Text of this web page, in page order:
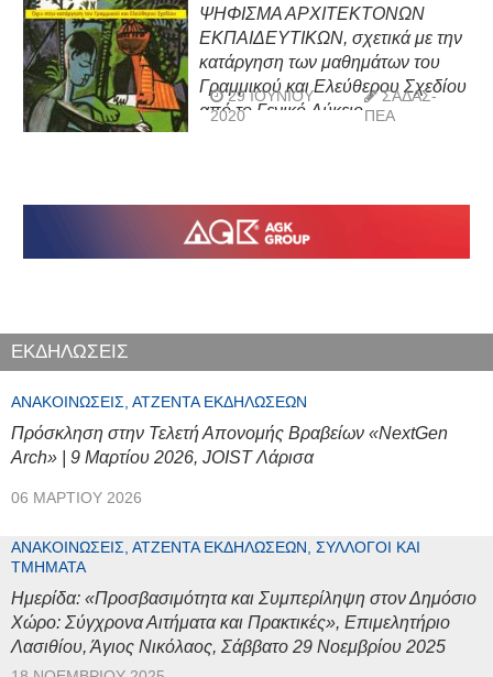
ΨΗΦΙΣΜΑ ΑΡΧΙΤΕΚΤΟΝΩΝ
ΕΚΠΑΙΔΕΥΤΙΚΩΝ, σχετικά με την
κατάργηση των μαθημάτων του
Γραμμικού και Ελεύθερου Σχεδίου
από το Γενικό Λύκειο
29 ΙΟΥΝΊΟΥ
2020
ΣΑΔΑΣ-
ΠΕΑ
ΕΚΔΗΛΩΣΕΙΣ
ΑΝΑΚΟΙΝΏΣΕΙΣ, ΑΤΖΈΝΤΑ ΕΚΔΗΛΏΣΕΩΝ
Πρόσκληση στην Τελετή Απονομής Βραβείων «NextGen
Arch» | 9 Μαρτίου 2026, JOIST Λάρισα
06 ΜΑΡΤΊΟΥ 2026
ΑΝΑΚΟΙΝΏΣΕΙΣ, ΑΤΖΈΝΤΑ ΕΚΔΗΛΏΣΕΩΝ, ΣΎΛΛΟΓΟΙ ΚΑΙ
ΤΜΉΜΑΤΑ
Ημερίδα: «Προσβασιμότητα και Συμπερίληψη στον Δημόσιο
Χώρο: Σύγχρονα Αιτήματα και Πρακτικές», Επιμελητήριο
Λασιθίου, Άγιος Νικόλαος, Σάββατο 29 Νοεμβρίου 2025